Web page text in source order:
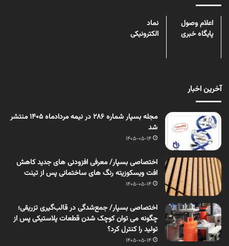
اعلام وصول
پایگاه خبری
نماد
الکترونیکی
آخرین اخبار
مجله بسپار شماره 286 در نیمه مردادماه 1405 منتشر
شد
1405-05-14
اختصاصی بسپار/ معرفی افزودنی های جدید کاهش
افت ویسکوزیته رنگ های ساختمانی پس از تینت
1405-05-14
اختصاصی بسپار/ جمع‌شدگی در قالب‌گیری تزریقی؛
چگونه می توان کوچک شدن قطعات پلاستیکی پس از
تولید را کنترل کرد؟
1405-05-14